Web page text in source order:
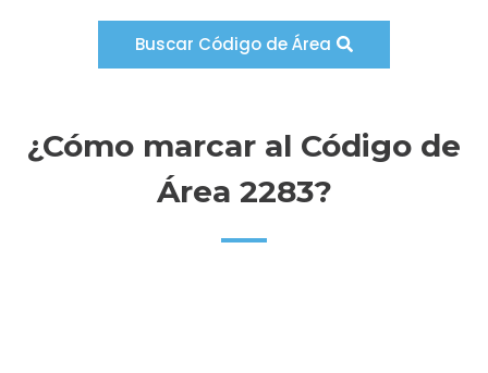
Buscar Código de Área
¿Cómo marcar al Código de
Área 2283?